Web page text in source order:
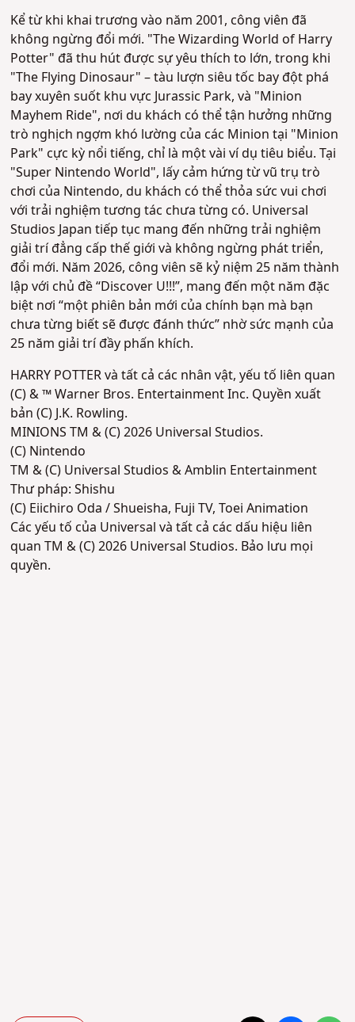
Kể từ khi khai trương vào năm 2001, công viên đã
không ngừng đổi mới. "The Wizarding World of Harry
Potter" đã thu hút được sự yêu thích to lớn, trong khi
"The Flying Dinosaur" – tàu lượn siêu tốc bay đột phá
bay xuyên suốt khu vực Jurassic Park, và "Minion
Mayhem Ride", nơi du khách có thể tận hưởng những
trò nghịch ngợm khó lường của các Minion tại "Minion
Park" cực kỳ nổi tiếng, chỉ là một vài ví dụ tiêu biểu. Tại
"Super Nintendo World", lấy cảm hứng từ vũ trụ trò
chơi của Nintendo, du khách có thể thỏa sức vui chơi
với trải nghiệm tương tác chưa từng có. Universal
Studios Japan tiếp tục mang đến những trải nghiệm
giải trí đẳng cấp thế giới và không ngừng phát triển,
đổi mới. Năm 2026, công viên sẽ kỷ niệm 25 năm thành
lập với chủ đề “Discover U!!!”, mang đến một năm đặc
biệt nơi “một phiên bản mới của chính bạn mà bạn
chưa từng biết sẽ được đánh thức” nhờ sức mạnh của
25 năm giải trí đầy phấn khích.
HARRY POTTER và tất cả các nhân vật, yếu tố liên quan
(C) & ™ Warner Bros. Entertainment Inc. Quyền xuất
bản (C) J.K. Rowling.
MINIONS TM & (C) 2026 Universal Studios.
(C) Nintendo
TM & (C) Universal Studios & Amblin Entertainment
Thư pháp: Shishu
(C) Eiichiro Oda / Shueisha, Fuji TV, Toei Animation
Các yếu tố của Universal và tất cả các dấu hiệu liên
quan TM & (C) 2026 Universal Studios. Bảo lưu mọi
quyền.